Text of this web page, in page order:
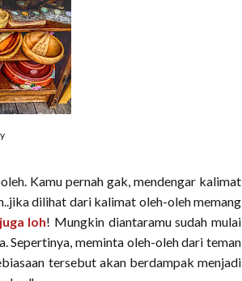
Kamu pernah gak, mendengar kalimat
dilihat dari kalimat oleh-oleh memang
loh! Mungkin diantaramu sudah mulai
Sepertinya, meminta oleh-oleh dari teman
tersebut akan berdampak menjadi